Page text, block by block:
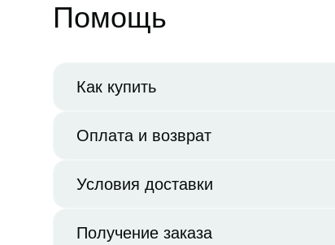
Помощь
Как купить
Оплата и возврат
Условия доставки
Получение заказа